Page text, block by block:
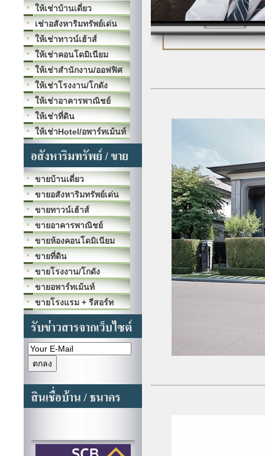
ให้เช่าบ้านเดี่ยว
เช่าอสังหาริมทรัพย์เด่น
ให้เช่าทาวน์เฮ้าส์
ให้เช่าคอนโดมิเนียม
ให้เช่าสำนักงาน/ออฟฟิศ
ให้เช่าโรงงาน/โกดัง
ให้เช่าอาคารพาณิชย์
ให้เช่าที่ดิน
ให้เช่าHotel/อพาร์ทเม้นท์
ขายบ้านเดี่ยว
ขายอสังหาริมทรัพย์เด่น
ขายทาวน์เฮ้าส์
ขายอาคารพาณิชย์
ขายห้องคอนโดมิเนียม
ขายที่ดิน
ขายโรงงาน/โกดัง
ขายอพาร์ทเม้นท์
ขายโรงแรม + รีสอร์ท